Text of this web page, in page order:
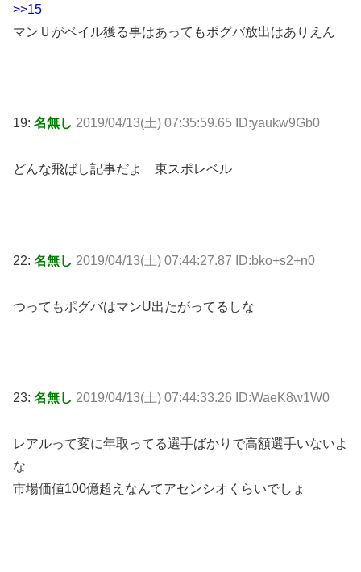
>>15
マンＵがベイル獲る事はあってもポグバ放出はありえん
19: 名無し 2019/04/13(土) 07:35:59.65 ID:yaukw9Gb0
どんな飛ばし記事だよ 東スポレベル
22: 名無し 2019/04/13(土) 07:44:27.87 ID:bko+s2+n0
つってもポグバはマンU出たがってるしな
23: 名無し 2019/04/13(土) 07:44:33.26 ID:WaeK8w1W0
レアルって変に年取ってる選手ばかりで高額選手いないよ
な
市場価値100億超えなんてアセンシオくらいでしょ